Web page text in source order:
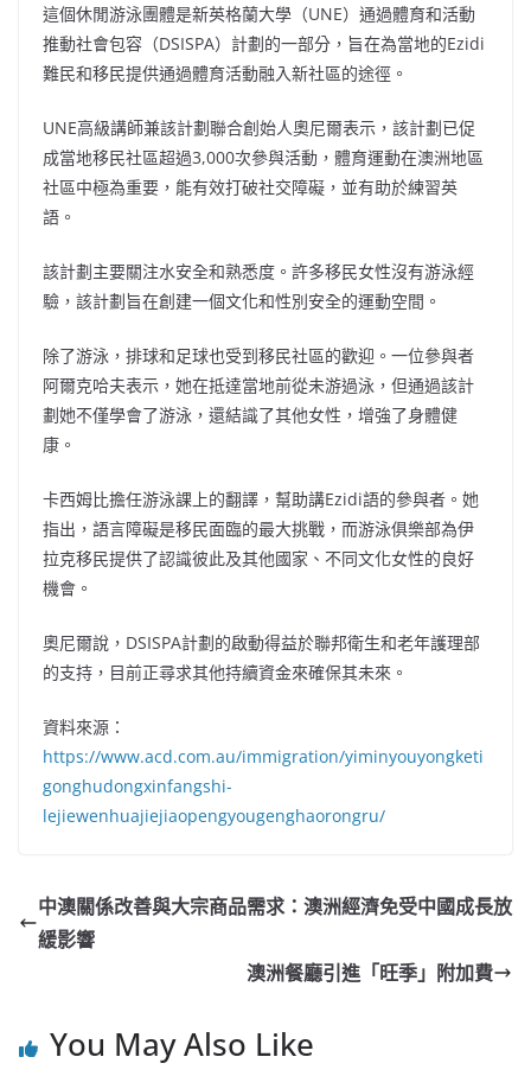
這個休閒游泳團體是新英格蘭大學（UNE）通過體育和活動
推動社會包容（DSISPA）計劃的一部分，旨在為當地的Ezidi
難民和移民提供通過體育活動融入新社區的途徑。
UNE高級講師兼該計劃聯合創始人奧尼爾表示，該計劃已促
成當地移民社區超過3,000次參與活動，體育運動在澳洲地區
社區中極為重要，能有效打破社交障礙，並有助於練習英
語。
該計劃主要關注水安全和熟悉度。許多移民女性沒有游泳經
驗，該計劃旨在創建一個文化和性別安全的運動空間。
除了游泳，排球和足球也受到移民社區的歡迎。一位參與者
阿爾克哈夫表示，她在抵達當地前從未游過泳，但通過該計
劃她不僅學會了游泳，還結識了其他女性，增強了身體健
康。
卡西姆比擔任游泳課上的翻譯，幫助講Ezidi語的參與者。她
指出，語言障礙是移民面臨的最大挑戰，而游泳俱樂部為伊
拉克移民提供了認識彼此及其他國家、不同文化女性的良好
機會。
奧尼爾說，DSISPA計劃的啟動得益於聯邦衛生和老年護理部
的支持，目前正尋求其他持續資金來確保其未來。
資料來源：
https://www.acd.com.au/immigration/yiminyouyongketi
gonghudongxinfangshi-
lejiewenhuajiejiaopengyougenghaorongru/
中澳關係改善與大宗商品需求：澳洲經濟免受中國成長放
緩影響
澳洲餐廳引進「旺季」附加費
You May Also Like